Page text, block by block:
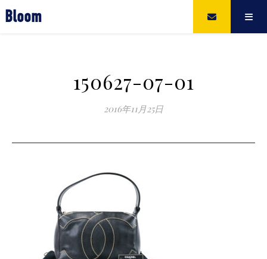
Bloom
150627-07-01
2016年11月25日